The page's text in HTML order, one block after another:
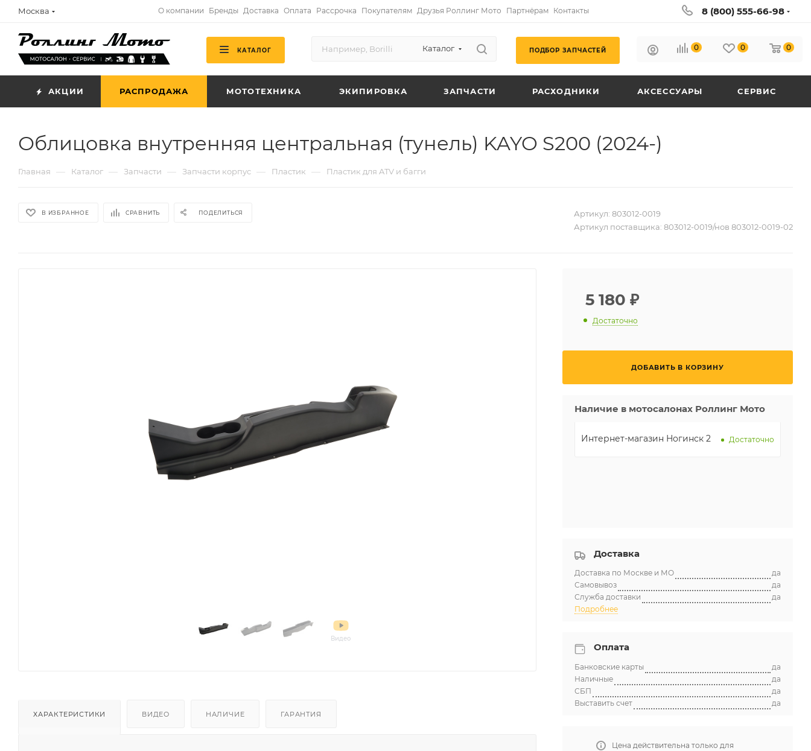
Москва О компании Бренды Доставка Оплата Рассрочка Покупателям Друзья Роллинг Мото Партнёрам Контакты 8 (800) 555-66-98
КАТАЛОГ Каталог ПОДБОР ЗАПЧАСТЕЙ 0 0 0
АКЦИИ РАСПРОДАЖА МОТОТЕХНИКА ЭКИПИРОВКА ЗАПЧАСТИ РАСХОДНИКИ АКСЕССУАРЫ СЕРВИС
Облицовка внутренняя центральная (тунель) KAYO S200 (2024-)
Главная — Каталог — Запчасти — Запчасти корпус — Пластик — Пластик для ATV и багги
В ИЗБРАННОЕ СРАВНИТЬ ПОДЕЛИТЬСЯ Артикул: 803012-0019
Артикул поставщика: 803012-0019/нов 803012-0019-02
Видео
ХАРАКТЕРИСТИКИ ВИДЕО НАЛИЧИЕ ГАРАНТИЯ
5 180 ₽
Достаточно
ДОБАВИТЬ В КОРЗИНУ
Наличие в мотосалонах Роллинг Мото
Интернет-магазин Ногинск 2 Достаточно
Доставка
Доставка по Москве и МО
да
Самовывоз
да
Служба доставки
да
Подробнее
Оплата
Банковские карты
да
Наличные
да
СБП
да
Выставить счет
да
Цена действительна только для